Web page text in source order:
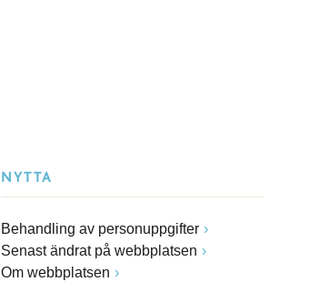
NYTTA
Behandling av personuppgifter
Senast ändrat på webbplatsen
Om webbplatsen